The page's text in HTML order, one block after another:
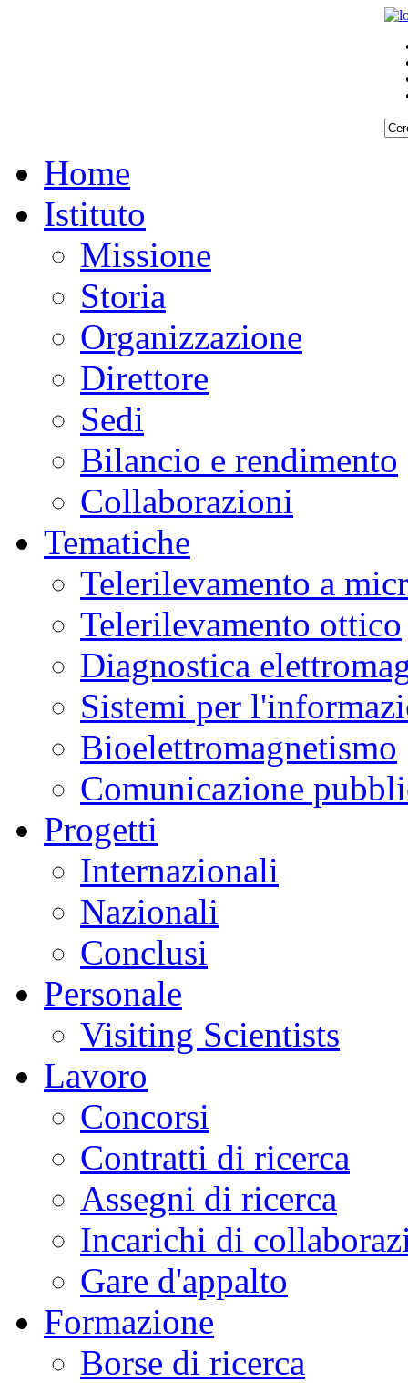
Home
Istituto
Missione
Storia
Organizzazione
Direttore
Sedi
Bilancio e rendimento
Collaborazioni
Tematiche
Telerilevamento a
Telerilevamento ottico
Diagnostica
Sistemi per
Bioelettromagnetismo
Comunicazione
Progetti
Internazionali
Nazionali
Conclusi
Personale
Visiting Scientists
Lavoro
Concorsi
Contratti di ricerca
Assegni di ricerca
Incarichi di
Gare d'appalto
Formazione
Borse di ricerca